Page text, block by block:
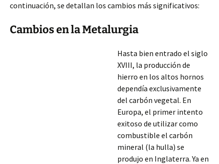
continuación, se detallan los cambios más significativos:
Cambios en la Metalurgia
Hasta bien entrado el siglo
XVIII, la producción de
hierro en los altos hornos
dependía exclusivamente
del carbón vegetal. En
Europa, el primer intento
exitoso de utilizar como
combustible el carbón
mineral (la hulla) se
produjo en Inglaterra. Ya en